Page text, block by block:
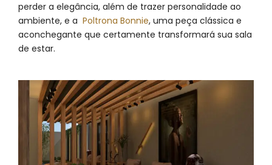
perder a elegância, além de trazer personalidade ao
ambiente, e a Poltrona Bonnie, uma peça clássica e
aconchegante que certamente transformará sua sala
de estar.